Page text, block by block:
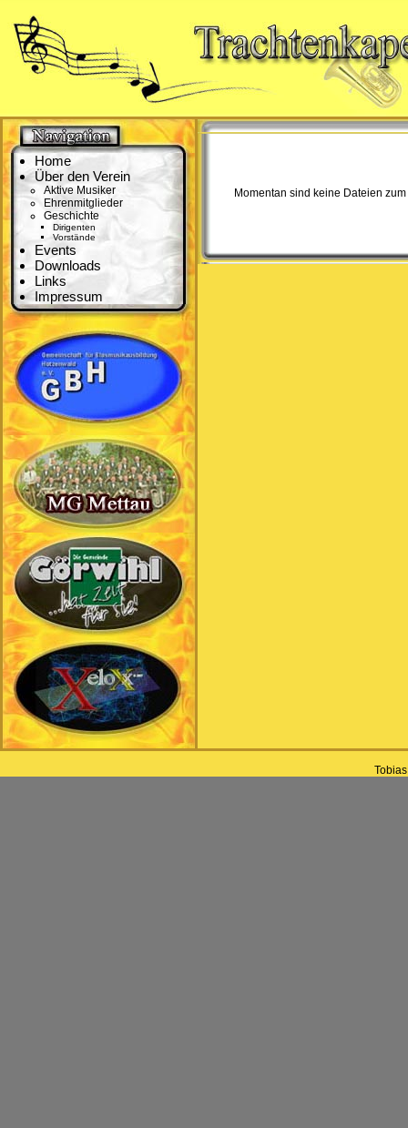
Home
Über den Verein
Aktive Musiker
Ehrenmitglieder
Geschichte
Dirigenten
Vorstände
Events
Downloads
Links
Impressum
Momentan sind keine Dateien